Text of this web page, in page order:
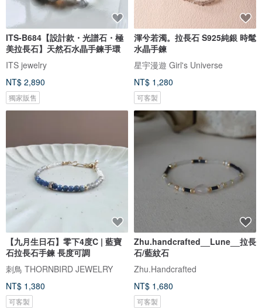
ITS-B684【設計款・光譜石・極
美拉長石】天然石水晶手鍊手環
ITS jewelry
NT$ 2,890
獨家販售
渾兮若濁。拉長石 S925純銀 時髦
水晶手鍊
星宇漫遊 Girl's Universe
NT$ 1,280
可客製
【九月生日石】零下4度C | 藍寶
石拉長石手鍊 長度可調
刺鳥 THORNBIRD JEWELRY
NT$ 1,380
可客製
Zhu.handcrafted__Lune__拉長
石/藍紋石
Zhu.Handcrafted
NT$ 1,680
可客製